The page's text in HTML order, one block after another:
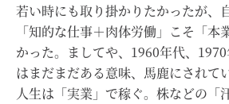
若い時にも取り掛かりたかったが、
「知的な仕事＋肉体労働」こそ「本
かった。ましてや、1960年代、1970
はまだまだある意味、馬鹿にされて
人生は「実業」で稼ぐ。株などの「